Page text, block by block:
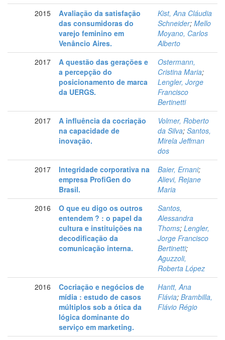
2015
Avaliação da satisfação
das consumidoras do
varejo feminino em
Venâncio Aires.
Kist, Ana Cláudia
Schneider; Mello
Moyano, Carlos
Alberto
2017
A questão das gerações e
a percepção do
posicionamento de marca
da UERGS.
Ostermann,
Cristina Maria;
Lengler, Jorge
Francisco
Bertinetti
2017
A influência da cocriação
na capacidade de
inovação.
Volmer, Roberto
da Silva; Santos,
Mirela Jeffman
dos
2017
Integridade corporativa na
empresa ProfiGen do
Brasil.
Baier, Ernani;
Alievi, Rejane
Maria
2016
O que eu digo os outros
entendem ? : o papel da
cultura e instituições na
decodificação da
comunicação interna.
Santos,
Alessandra
Thoms; Lengler,
Jorge Francisco
Bertinetti;
Aguzzoli,
Roberta López
2016
Cocriação e negócios de
mídia : estudo de casos
múltiplos sob a ótica da
lógica dominante do
serviço em marketing.
Hantt, Ana
Flávia; Brambilla,
Flávio Régio